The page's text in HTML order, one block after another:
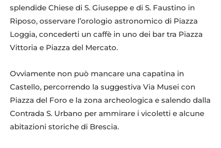
splendide Chiese di S. Giuseppe e di S. Faustino in
Riposo, osservare l’orologio astronomico di Piazza
Loggia, concederti un caffè in uno dei bar tra Piazza
Vittoria e Piazza del Mercato.
Ovviamente non può mancare una capatina in
Castello, percorrendo la suggestiva Via Musei con
Piazza del Foro e la zona archeologica e salendo dalla
Contrada S. Urbano per ammirare i vicoletti e alcune
abitazioni storiche di Brescia.